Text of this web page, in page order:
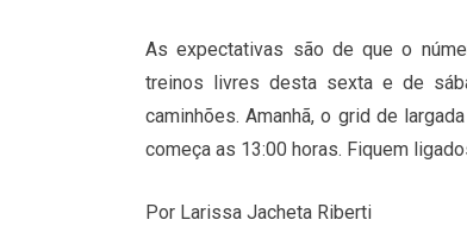
As expectativas são de que o
treinos livres desta sexta e de
caminhões. Amanhã, o grid de
começa as 13:00 horas. Fiquem
Por Larissa Jacheta Riberti